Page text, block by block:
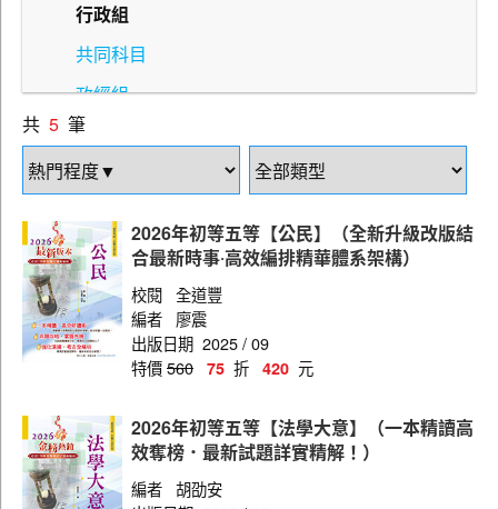
行政組
共同科目
政經組
國際組
資訊組
數理組
社會組
共 5 筆
2026年初等五等【公民】（全新升級改版結
合最新時事‧高效編排精華體系架構）
校閱 全道豐
編者
廖震
出版日期 2025 / 09
特價560 75 折 420 元
2026年初等五等【法學大意】（一本精讀高
效奪榜．最新試題詳實精解！）
編者 胡劭安